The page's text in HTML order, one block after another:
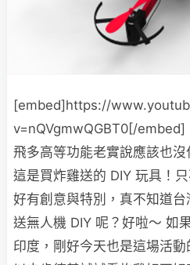
[embed]https://
v=nQVgmwQGBT0[/
飛多高等功能老實說應該也
這是買炸雞送的 DIY 玩具！
好有創意與特別，真不知道
送無人機 DIY 呢？好啦～ 如
印度，剛好今天也是這場活